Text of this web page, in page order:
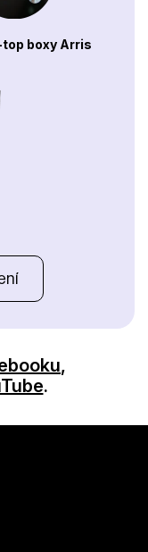
boxy Arris
,
.